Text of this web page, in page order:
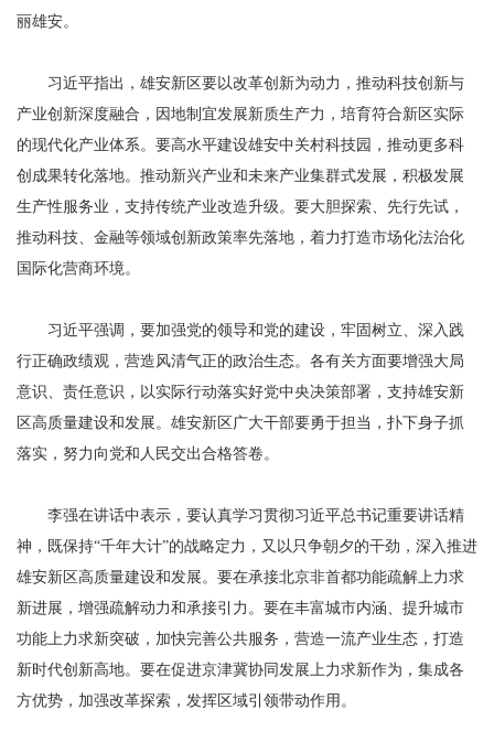
丽雄安。
习近平指出，雄安新区要以改革创新为动力，推动科技创新与
产业创新深度融合，因地制宜发展新质生产力，培育符合新区实际
的现代化产业体系。要高水平建设雄安中关村科技园，推动更多科
创成果转化落地。推动新兴产业和未来产业集群式发展，积极发展
生产性服务业，支持传统产业改造升级。要大胆探索、先行先试，
推动科技、金融等领域创新政策率先落地，着力打造市场化法治化
国际化营商环境。
习近平强调，要加强党的领导和党的建设，牢固树立、深入践
行正确政绩观，营造风清气正的政治生态。各有关方面要增强大局
意识、责任意识，以实际行动落实好党中央决策部署，支持雄安新
区高质量建设和发展。雄安新区广大干部要勇于担当，扑下身子抓
落实，努力向党和人民交出合格答卷。
李强在讲话中表示，要认真学习贯彻习近平总书记重要讲话精
神，既保持“千年大计”的战略定力，又以只争朝夕的干劲，深入推进
雄安新区高质量建设和发展。要在承接北京非首都功能疏解上力求
新进展，增强疏解动力和承接引力。要在丰富城市内涵、提升城市
功能上力求新突破，加快完善公共服务，营造一流产业生态，打造
新时代创新高地。要在促进京津冀协同发展上力求新作为，集成各
方优势，加强改革探索，发挥区域引领带动作用。